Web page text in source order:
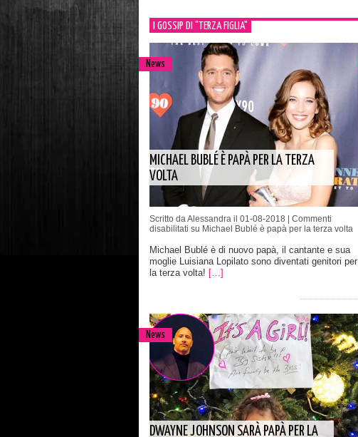
I GOSSIP DI "TERZA FIGLIA"
News
MICHAEL BUBLÉ È PAPÀ PER LA TERZA
VOLTA
Scritto da Alessandra il 01-08-2018 | Commenti
disabilitati su Michael Bublé è papà per la terza volta
Michael Bublé è di nuovo papà, il cantante e sua
moglie Luisiana Lopilato sono diventati genitori per
la terza volta! […]
News
DWAYNE JOHNSON SARÀ PAPÀ PER LA